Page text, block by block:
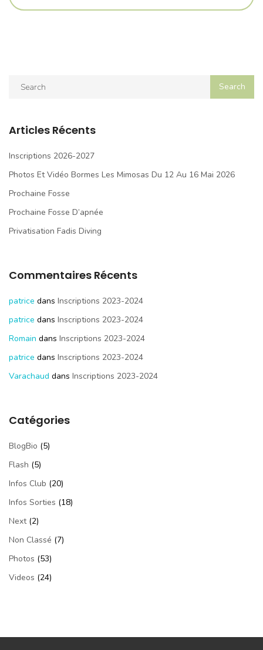
Articles Récents
Inscriptions 2026-2027
Photos Et Vidéo Bormes Les Mimosas Du 12 Au 16 Mai 2026
Prochaine Fosse
Prochaine Fosse D’apnée
Privatisation Fadis Diving
Commentaires Récents
patrice dans Inscriptions 2023-2024
patrice dans Inscriptions 2023-2024
Romain dans Inscriptions 2023-2024
patrice dans Inscriptions 2023-2024
Varachaud dans Inscriptions 2023-2024
Catégories
BlogBio (5)
Flash (5)
Infos Club (20)
Infos Sorties (18)
Next(2)
Non Classé (7)
Photos (53)
Videos (24)